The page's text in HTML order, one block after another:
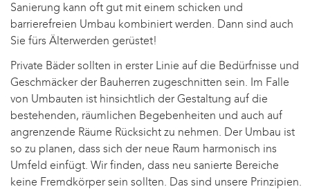
Sanierung kann oft gut mit einem schicken und
barrierefreien Umbau kombiniert werden. Dann sind auch
Sie fürs Älterwerden gerüstet!
Private Bäder sollten in erster Linie auf die Bedürfnisse und
Geschmäcker der Bauherren zugeschnitten sein. Im Falle
von Umbauten ist hinsichtlich der Gestaltung auf die
bestehenden, räumlichen Begebenheiten und auch auf
angrenzende Räume Rücksicht zu nehmen. Der Umbau ist
so zu planen, dass sich der neue Raum harmonisch ins
Umfeld einfügt. Wir finden, dass neu sanierte Bereiche
keine Fremdkörper sein sollten. Das sind unsere Prinzipien.